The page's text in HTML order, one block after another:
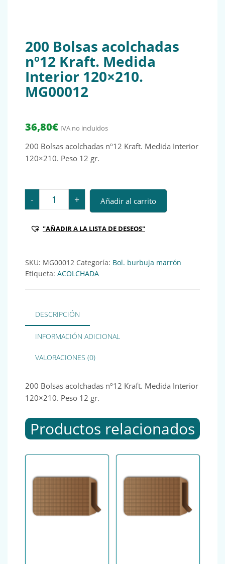
200 Bolsas acolchadas
nº12 Kraft. Medida
Interior 120×210.
MG00012
36,80€ IVA no incluidos
200 Bolsas acolchadas nº12 Kraft. Medida Interior
120×210. Peso 12 gr.
- 200 Bolsas acolchadas nº12 Kraft. Medida Interior
+ Añadir al carrito
"AÑADIR A LA LISTA DE DESEOS"
SKU: MG00012 Categoría: Bol. burbuja marrón
Etiqueta: ACOLCHADA
DESCRIPCIÓN
INFORMACIÓN ADICIONAL
VALORACIONES (0)
200 Bolsas acolchadas nº12 Kraft. Medida Interior
120×210. Peso 12 gr.
Productos relacionados